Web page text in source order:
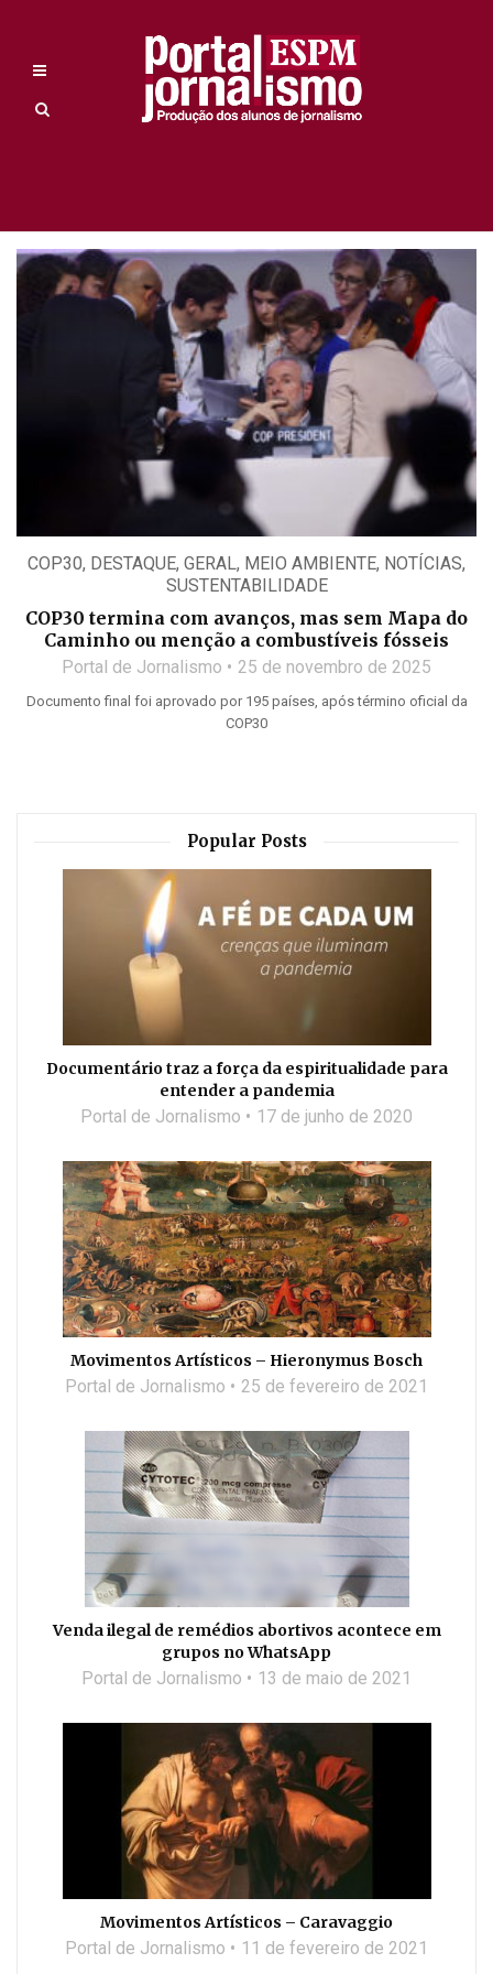
COP30, DESTAQUE, GERAL, MEIO AMBIENTE, NOTÍCIAS,
SUSTENTABILIDADE
COP30 termina com avanços, mas sem Mapa do
Caminho ou menção a combustíveis fósseis
Portal de Jornalismo 25 de novembro de 2025
Documento final foi aprovado por 195 países, após término oficial da
COP30
Popular Posts
Documentário traz a força da espiritualidade para
entender a pandemia
Portal de Jornalismo 17 de junho de 2020
Movimentos Artísticos – Hieronymus Bosch
Portal de Jornalismo 25 de fevereiro de 2021
Venda ilegal de remédios abortivos acontece em
grupos no WhatsApp
Portal de Jornalismo 13 de maio de 2021
Movimentos Artísticos – Caravaggio
Portal de Jornalismo 11 de fevereiro de 2021